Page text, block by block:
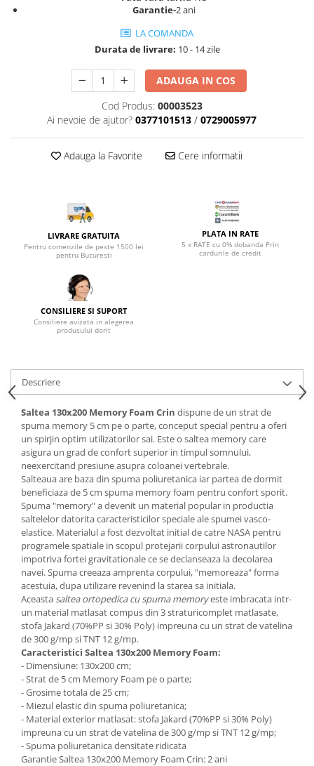
Top saltele memory 5 cm
Top saltele MemoHR 6.5 cm
Saltele ieftine
Saltele cu plasa de arcuri
Saltele cu spuma
Scaune manager
Scaune pentru bucatarie
Mobila bucatarie
Seturi mese si scaune bucatarie
Mobilier hol
Suporturi si rafturi pantofi
Seturi mobilier hol
Stender haine
Suport pentru umerase
Mobilier gradinita
Mese gradinita
Set mese si scaune gradinita
Mobilier copii
Mobila camera copii
Scaune birou pentru copii
Saltele patuturi copii
Paturi copii
Masa si scaune gradinita
Seturi comode living si dormitor
Garantie-2ani
LA COMANDA
Durata de livrare: 10 - 14 zile
ADAUGA IN COS
Cod Produs: 00003523
Ai nevoie de ajutor? 0377101513 / 0729005977
Adauga la Favorite Cere informatii
LIVRARE GRATUITA
Pentru comenzile de peste 1500 lei
pentru Bucuresti
PLATA IN RATE
5 x RATE cu 0% dobanda Prin
cardurile de credit
CONSILIERE SI SUPORT
Consiliere avizata in alegerea
produsului dorit
Descriere
Saltea 130x200 Memory Foam Crin dispune de un strat de
spuma memory 5 cm pe o parte, conceput special pentru a oferi
un spirjin optim utilizatorilor sai. Este o saltea memory care
asigura un grad de confort superior in timpul somnului,
neexercitand presiune asupra coloanei vertebrale.
Salteaua are baza din spuma poliuretanica iar partea de dormit
beneficiaza de 5 cm spuma memory foam pentru confort sporit.
Spuma "memory" a devenit un material popular in productia
saltelelor datorita caracteristicilor speciale ale spumei vasco-
elastice. Materialul a fost dezvoltat initial de catre NASA pentru
programele spatiale in scopul protejarii corpului astronautilor
impotriva fortei gravitationale ce se declanseaza la decolarea
navei. Spuma creeaza amprenta corpului, "memoreaza" forma
acestuia, dupa utilizare revenind la starea sa initiala.
Aceasta saltea ortopedica cu spuma memoryeste imbracata intr-
un material matlasat compus din 3 straturicomplet matlasate,
stofa Jakard (70%PP si 30% Poly) impreuna cu un strat de vatelina
de 300 g/mp si TNT 12 g/mp.
Caracteristici Saltea 130x200 Memory Foam:
- Dimensiune: 130x200 cm;
- Strat de 5 cm Memory Foam pe o parte;
- Grosime totala de 25 cm;
- Miezul elastic din spuma poliuretanica;
- Material exterior matlasat: stofa Jakard (70%PP si 30% Poly)
impreuna cu un strat de vatelina de 300 g/mp si TNT 12 g/mp;
- Spuma poliuretanica densitate ridicata
Garantie Saltea 130x200 Memory Foam Crin: 2 ani